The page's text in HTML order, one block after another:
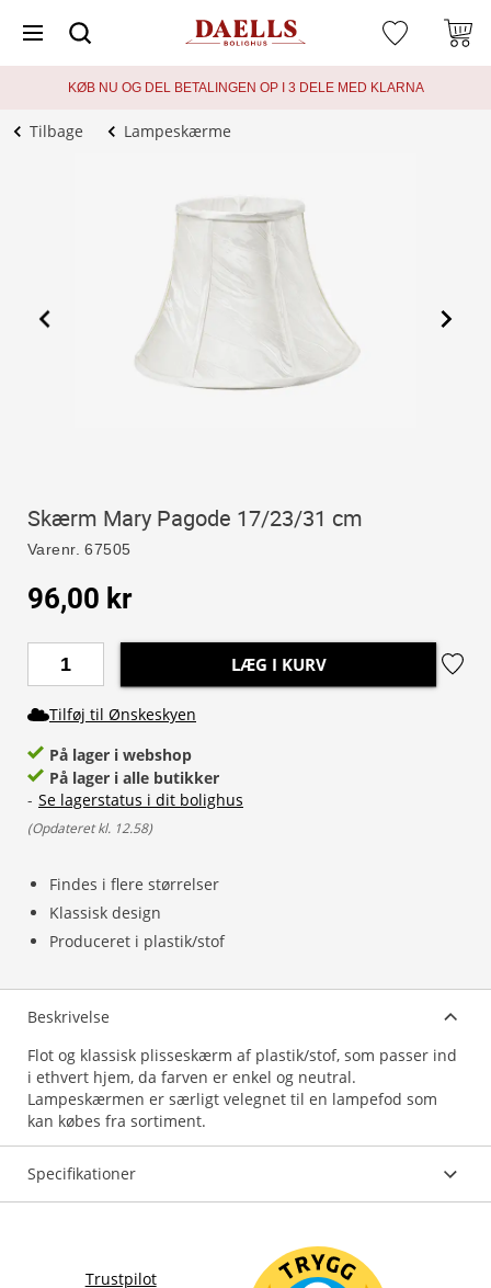
KØB NU OG DEL BETALINGEN OP I 3 DELE MED KLARNA
Tilbage Lampeskærme
Skærm Mary Pagode 17/23/31 cm
Varenr. 67505
Findes i flere størrelser
Klassisk design
Produceret i plastik/stof
96,00 kr
LÆG I KURV
Tilføj til Ønskeskyen
På lager i webshop
På lager i alle butikker
- Se lagerstatus i dit bolighus
(Opdateret kl. 12.58)
Beskrivelse
Flot og klassisk plisseskærm af plastik/stof, som passer ind
i ethvert hjem, da farven er enkel og neutral.
Lampeskærmen er særligt velegnet til en lampefod som
kan købes fra sortiment.
Specifikationer
Trustpilot